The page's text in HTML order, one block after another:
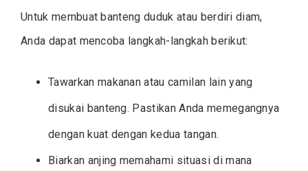
Untuk membuat banteng duduk atau berdiri diam,
Anda dapat mencoba langkah-langkah berikut:
Tawarkan makanan atau camilan lain yang
disukai banteng. Pastikan Anda memegangnya
dengan kuat dengan kedua tangan.
Biarkan anjing memahami situasi di mana